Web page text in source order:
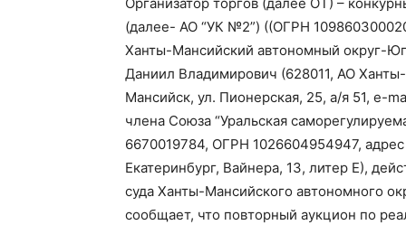
(далее- АО “УК №2”) ((ОГРН
Ханты-Мансийский автономный округ-
Даниил Владимирович (628011, АО
Мансийск, ул. Пионерская, 25, а/я 51, e-
члена Союза “Уральская
6670019784, ОГРН 1026604954947,
Екатеринбург, Вайнера, 13, литер Е),
суда Ханты-Мансийского автономного
сообщает, что повторный аукцион по